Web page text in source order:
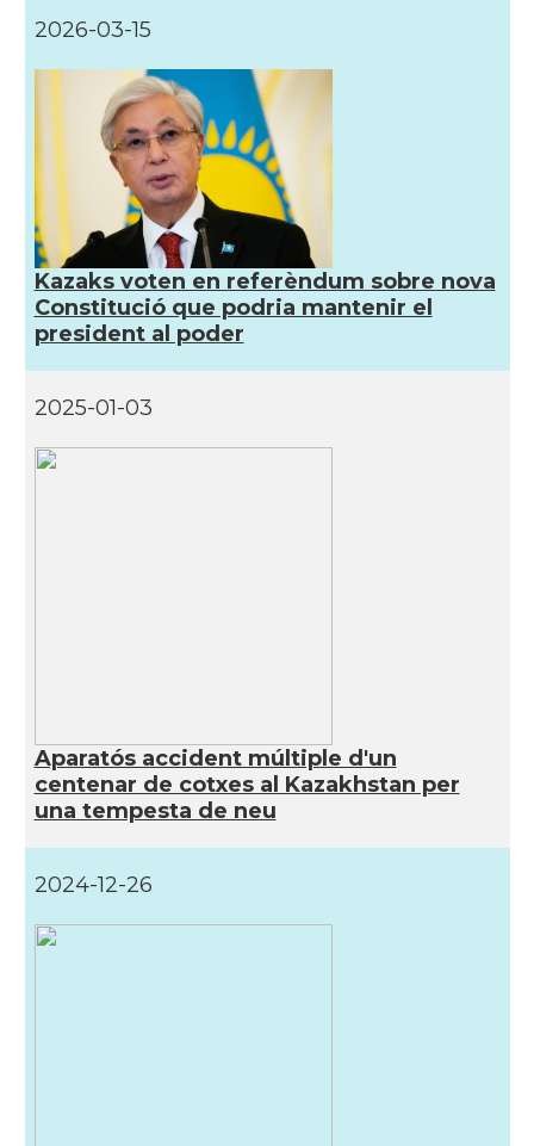
2026-03-15
Kazaks voten en referèndum sobre nova
Constitució que podria mantenir el
president al poder
2025-01-03
Aparatós accident múltiple d'un
centenar de cotxes al Kazakhstan per
una tempesta de neu
2024-12-26